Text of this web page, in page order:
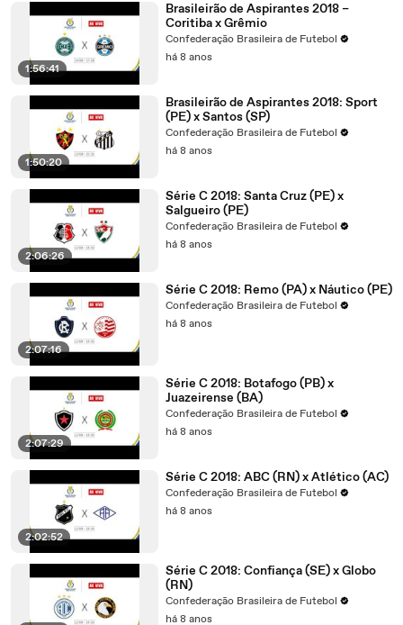
1:56:41
Brasileirão de Aspirantes 2018 –
Coritiba x Grêmio
Confederação Brasileira de Futebol
há 8 anos
1:50:20
Brasileirão de Aspirantes 2018: Sport
(PE) x Santos (SP)
Confederação Brasileira de Futebol
há 8 anos
2:06:26
Série C 2018: Santa Cruz (PE) x
Salgueiro (PE)
Confederação Brasileira de Futebol
há 8 anos
2:07:16
Série C 2018: Remo (PA) x Náutico (PE)
Confederação Brasileira de Futebol
há 8 anos
2:07:29
Série C 2018: Botafogo (PB) x
Juazeirense (BA)
Confederação Brasileira de Futebol
há 8 anos
2:02:52
Série C 2018: ABC (RN) x Atlético (AC)
Confederação Brasileira de Futebol
há 8 anos
Série C 2018: Confiança (SE) x Globo
(RN)
Confederação Brasileira de Futebol
há 8 anos